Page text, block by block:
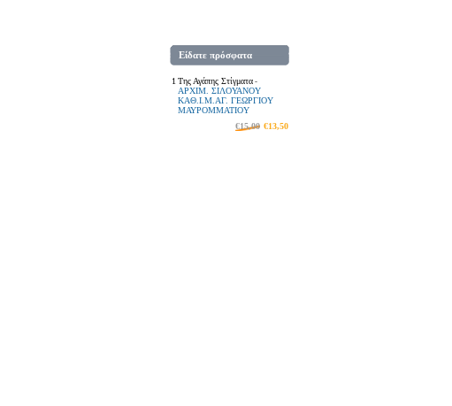
Είδατε πρόσφατα
1 Της Αγάπης Στίγματα -
ΑΡΧΙΜ. ΣΙΛΟΥΑΝΟΥ
ΚΑΘ.Ι.Μ.ΑΓ. ΓΕΩΡΓΙΟΥ
ΜΑΥΡΟΜΜΑΤΙΟΥ
€15,00 €13,50